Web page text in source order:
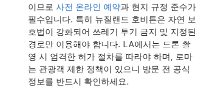
이므로 사전 온라인 예약과 현지 규정 준수가
필수입니다. 특히 뉴질랜드 호비튼은 자연 보
호법이 강화되어 쓰레기 투기 금지 및 지정된
경로만 이용해야 합니다. LA에서는 드론 촬
영 시 엄격한 허가 절차를 따라야 하며, 로마
는 관광객 제한 정책이 있으니 방문 전 공식
정보를 반드시 확인하세요.